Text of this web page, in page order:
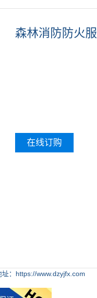
森林消防防火服
在线订购
址：https://www.dzyjfx.com